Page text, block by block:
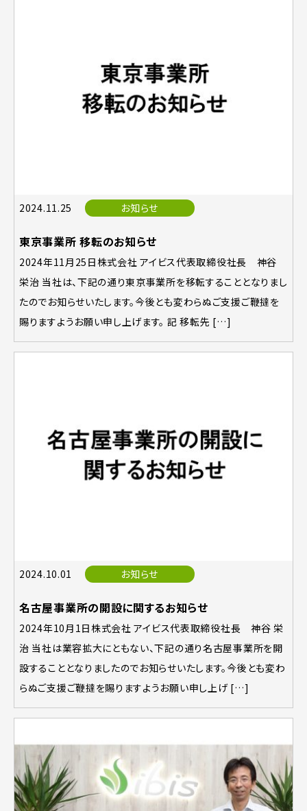
2024.11.25 お知らせ
東京事業所 移転のお知らせ
2024年11月25日株式会社 アイビス代表取締役社長 神谷
栄治 当社は、下記の通り東京事業所を移転することとなりまし
たのでお知らせいたします。今後とも変わらぬご支援ご鞭撻を
賜りますようお願い申し上げます。 記 移転先 […]
2024.10.01 お知らせ
名古屋事業所の開設に関するお知らせ
2024年10月1日株式会社 アイビス代表取締役社長 神谷 栄
治 当社は業容拡大にともない、下記の通り名古屋事業所を開
設することとなりましたのでお知らせいたします。今後とも変わ
らぬご支援ご鞭撻を賜りますようお願い申し上げ […]